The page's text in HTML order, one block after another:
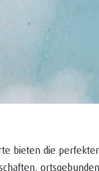
bieten die